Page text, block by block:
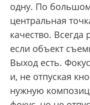
одну. По
центральная
качество. Всегда
если объект
Выход есть.
и, не отпуская
нужную